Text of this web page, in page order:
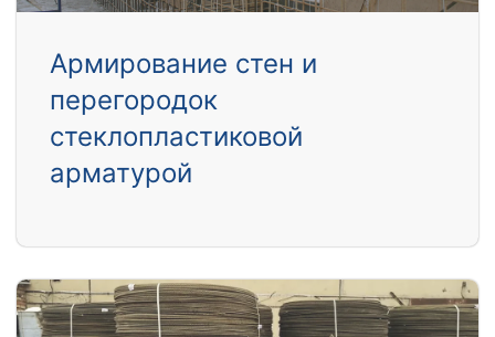
Армирование стен и
перегородок
стеклопластиковой
арматурой